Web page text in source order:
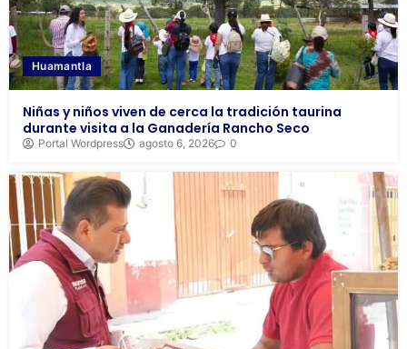
Huamantla
Niñas y niños viven de cerca la tradición taurina
durante visita a la Ganadería Rancho Seco
Portal Wordpress agosto 6, 2026 0